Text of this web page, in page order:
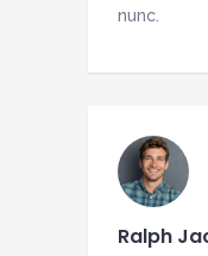
nunc.
Ralph